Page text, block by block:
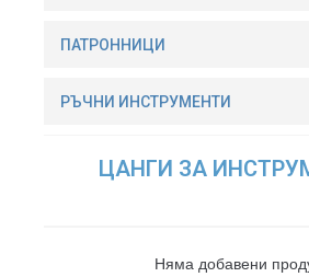
ПАТРОННИЦИ
РЪЧНИ ИНСТРУМЕНТИ
ЦАНГИ ЗА
Няма добавени